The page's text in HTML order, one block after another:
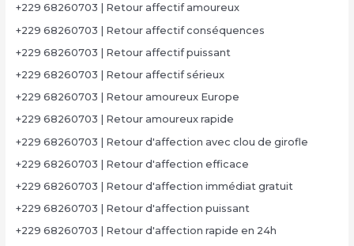
+229 68260703 | Retour affectif amoureux
+229 68260703 | Retour affectif conséquences
+229 68260703 | Retour affectif puissant
+229 68260703 | Retour affectif sérieux
+229 68260703 | Retour amoureux Europe
+229 68260703 | Retour amoureux rapide
+229 68260703 | Retour d'affection avec clou de girofle
+229 68260703 | Retour d'affection efficace
+229 68260703 | Retour d'affection immédiat gratuit
+229 68260703 | Retour d'affection puissant
+229 68260703 | Retour d'affection rapide en 24h